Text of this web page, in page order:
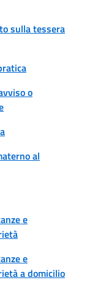
sulla tessera
o
al
e
e
a domicilio